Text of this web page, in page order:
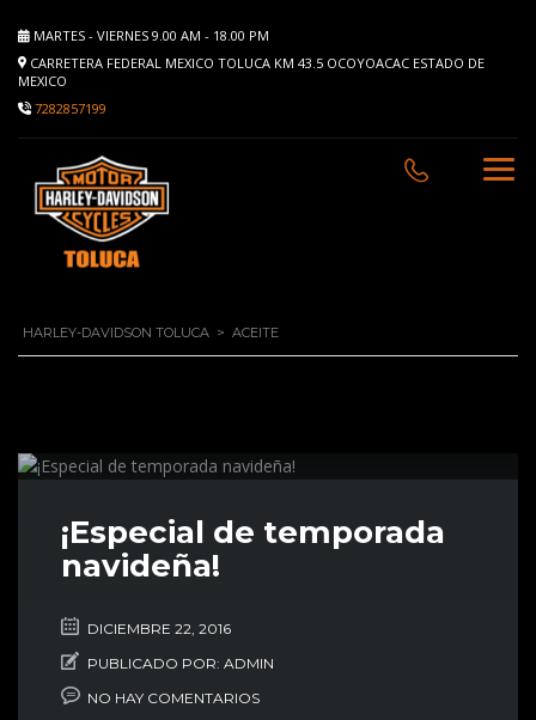
MARTES - VIERNES 9.00 AM - 18.00 PM
CARRETERA FEDERAL MEXICO TOLUCA KM 43.5 OCOYOACAC ESTADO DE
MEXICO
7282857199
HARLEY-DAVIDSON TOLUCA > ACEITE
¡Especial de temporada
navideña!
DICIEMBRE 22, 2016
PUBLICADO POR: ADMIN
NO HAY COMENTARIOS